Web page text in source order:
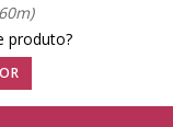
produto?